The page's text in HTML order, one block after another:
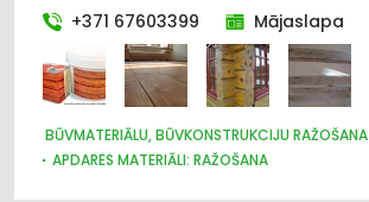
+371 67603399 Mājaslapa
BŪVMATERIĀLU, BŪVKONSTRUKCIJU RAŽOŠANA
APDARES MATERIĀLI: RAŽOŠANA